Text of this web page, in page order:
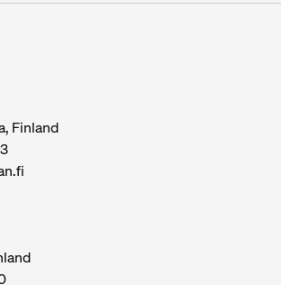
Finland